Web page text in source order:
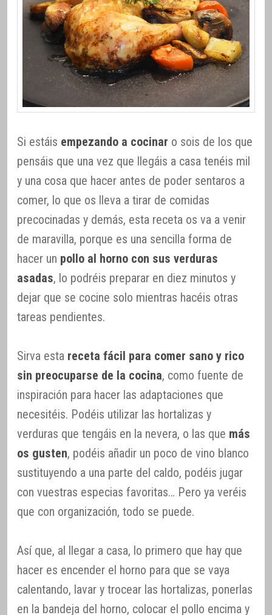
Si estáis empezando a cocinar o sois de los que
pensáis que una vez que llegáis a casa tenéis mil
y una cosa que hacer antes de poder sentaros a
comer, lo que os lleva a tirar de comidas
precocinadas y demás, esta receta os va a venir
de maravilla, porque es una sencilla forma de
hacer un pollo al horno con sus verduras
asadas, lo podréis preparar en diez minutos y
dejar que se cocine solo mientras hacéis otras
tareas pendientes.
Sirva esta receta fácil para comer sano y rico
sin preocuparse de la cocina, como fuente de
inspiración para hacer las adaptaciones que
necesitéis. Podéis utilizar las hortalizas y
verduras que tengáis en la nevera, o las que más
os gusten, podéis añadir un poco de vino blanco
sustituyendo a una parte del caldo, podéis jugar
con vuestras especias favoritas… Pero ya veréis
que con organización, todo se puede.
Así que, al llegar a casa, lo primero que hay que
hacer es encender el horno para que se vaya
calentando, lavar y trocear las hortalizas, ponerlas
en la bandeja del horno, colocar el pollo encima y